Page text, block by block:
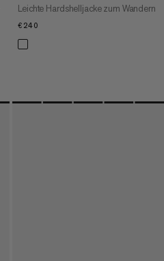
Leichte Hardshelljacke zum Wandern
€240